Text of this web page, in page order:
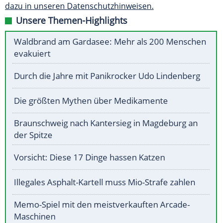
dazu in unseren Datenschutzhinweisen.
Unsere Themen-Highlights
Waldbrand am Gardasee: Mehr als 200 Menschen
evakuiert
Durch die Jahre mit Panikrocker Udo Lindenberg
Die größten Mythen über Medikamente
Braunschweig nach Kantersieg in Magdeburg an
der Spitze
Vorsicht: Diese 17 Dinge hassen Katzen
Illegales Asphalt-Kartell muss Mio-Strafe zahlen
Memo-Spiel mit den meistverkauften Arcade-
Maschinen